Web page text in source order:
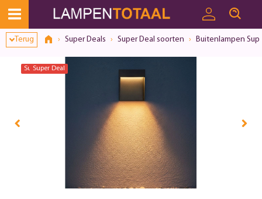
Terug Super Deals Super Deal soorten Buitenlampen
Super Deal
Super Deal